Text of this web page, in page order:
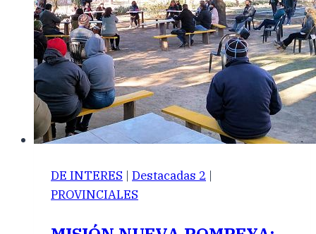
DE INTERES | Destacadas 2 |
PROVINCIALES